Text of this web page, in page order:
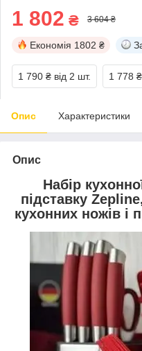
1 802 ₴ 3 604 ₴
Економія 1802 ₴
1 790 ₴ від 2 шт. 1 778 ₴
Опис Характеристики
Опис
Набір
підставку
кухонних ножів і